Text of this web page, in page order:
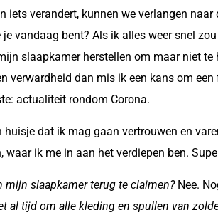
iets verandert, kunnen we verlangen
vandaag bent? Als ik alles weer snel
slaapkamer herstellen om maar niet
verwardheid dan mis ik een kans om
actualiteit rondom Corona.
dat ik mag gaan vertrouwen en
waar ik me in aan het verdiepen ben.
mijn slaapkamer terug te claimen?Nee.
al tijd om alle kleding en spullen van